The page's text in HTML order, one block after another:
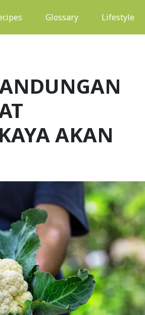
(current)Glossary Lifestyle
AKAN